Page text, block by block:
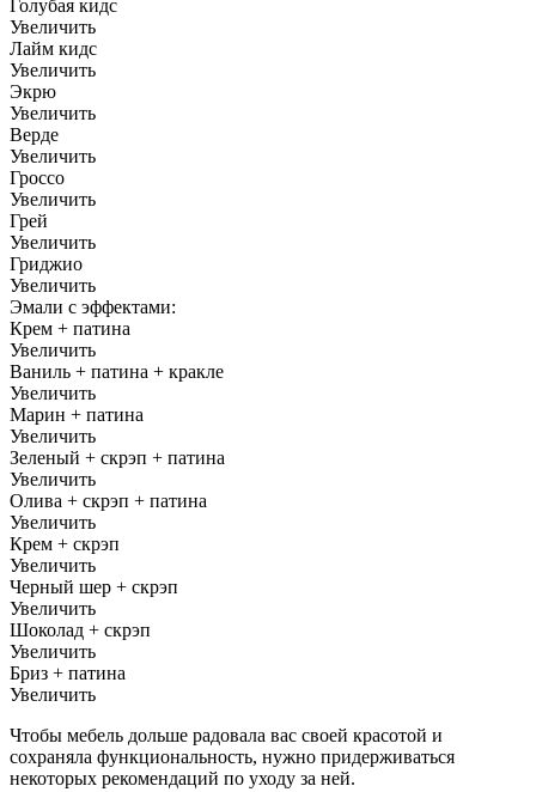
Голубая кидс
Увеличить
Лайм кидс
Увеличить
Экрю
Увеличить
Верде
Увеличить
Гроссо
Увеличить
Грей
Увеличить
Гриджио
Увеличить
Эмали с эффектами:
Крем + патина
Увеличить
Ваниль + патина + кракле
Увеличить
Марин + патина
Увеличить
Зеленый + скрэп + патина
Увеличить
Олива + скрэп + патина
Увеличить
Крем + скрэп
Увеличить
Черный шер + скрэп
Увеличить
Шоколад + скрэп
Увеличить
Бриз + патина
Увеличить
Чтобы мебель дольше радовала вас своей красотой и
сохраняла функциональность, нужно придерживаться
некоторых рекомендаций по уходу за ней.